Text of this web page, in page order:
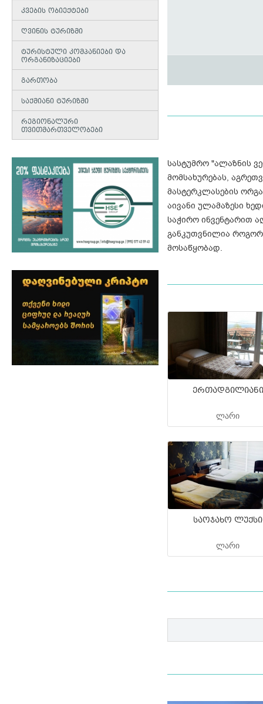
კვების ობიექტები
ღვინის ტურიზმი
ტურისტული კომპანიები და
ორგანიზაციები
გართობა
საქმიანი ტურიზმი
რეგიონალური
თვითმართველობები
სასტუმრო "ალაზნის
მომსახურებას,
მასტერკლასების
აივანი ულამაზესი
საჭირო ინვენტარით
განკუთვნილია
მოსაწყობად.
ერთადგილიანი
ლარი
საოჯახო ლუქსი
ლარი